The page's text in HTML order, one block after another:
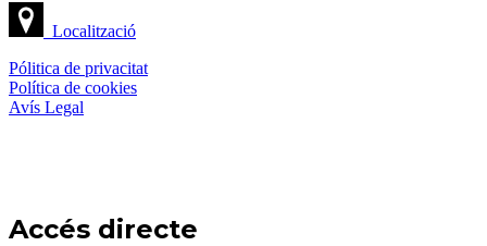
Localització
Pólitica de privacitat
Política de cookies
Avís Legal
Accés directe